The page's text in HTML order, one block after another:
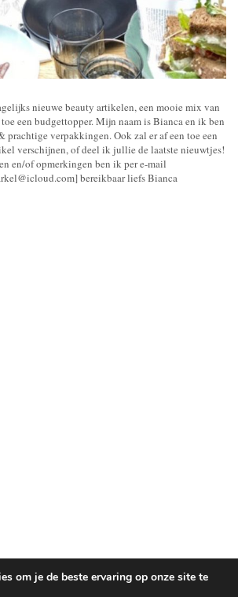
nieuwe beauty artikelen, een mooie mix van
een budgettopper. Mijn naam is Bianca en ik ben
verpakkingen. Ook zal er af een toe een
verschijnen, of deel ik jullie de laatste nieuwtjes!
en/of opmerkingen ben ik per e-mail
bereikbaar liefs Bianca
om je de beste ervaring op onze site te